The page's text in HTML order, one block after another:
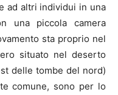
ad altri individui in una
una piccola camera
sta proprio nel
situato nel deserto
delle tombe del nord)
comune, sono per lo